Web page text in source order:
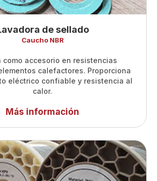
de sellado
Caucho NBR
como accesorio en resistencias
calefactores. Proporciona
eléctrico confiable y resistencia al
calor.
Más información